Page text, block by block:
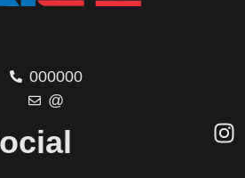
000000
@